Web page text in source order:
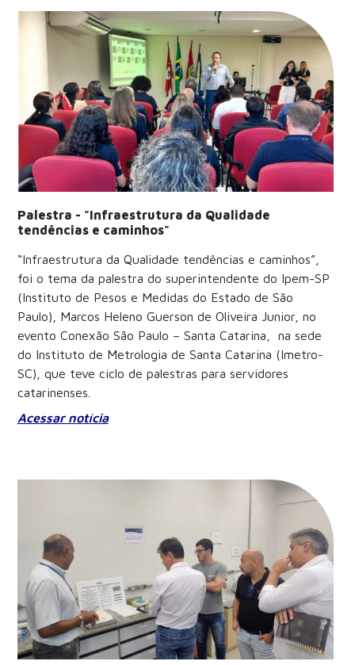
Palestra - "Infraestrutura da Qualidade
tendências e caminhos"
“Infraestrutura da Qualidade tendências e caminhos”,
foi o tema da palestra do superintendente do Ipem-SP
(Instituto de Pesos e Medidas do Estado de São
Paulo), Marcos Heleno Guerson de Oliveira Junior, no
evento Conexão São Paulo – Santa Catarina, na sede
do Instituto de Metrologia de Santa Catarina (Imetro-
SC), que teve ciclo de palestras para servidores
catarinenses.
Acessar notícia